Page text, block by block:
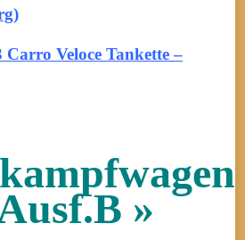
Veloce Tankette –
»